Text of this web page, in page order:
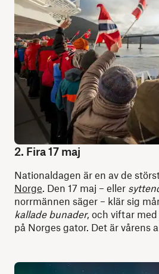
2. Fira 17 maj
Nationaldagen är en av de
Norge. Den 17 maj – eller
norrmännen säger – klär sig
kallade bunader, och viftar
på Norges gator. Det är vårens